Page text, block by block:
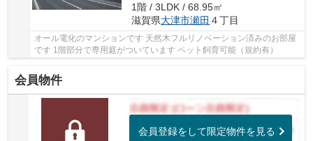
1階 / 3LDK / 68.95㎡
滋賀県大津市瀬田 ４丁目
オール電化のマンションです 天然木フルリノベーション済みのお部屋
です 1階部分で専用庭がついています ペット飼育可能（規約有）
会員物件
会員登録をして限定物件を見る